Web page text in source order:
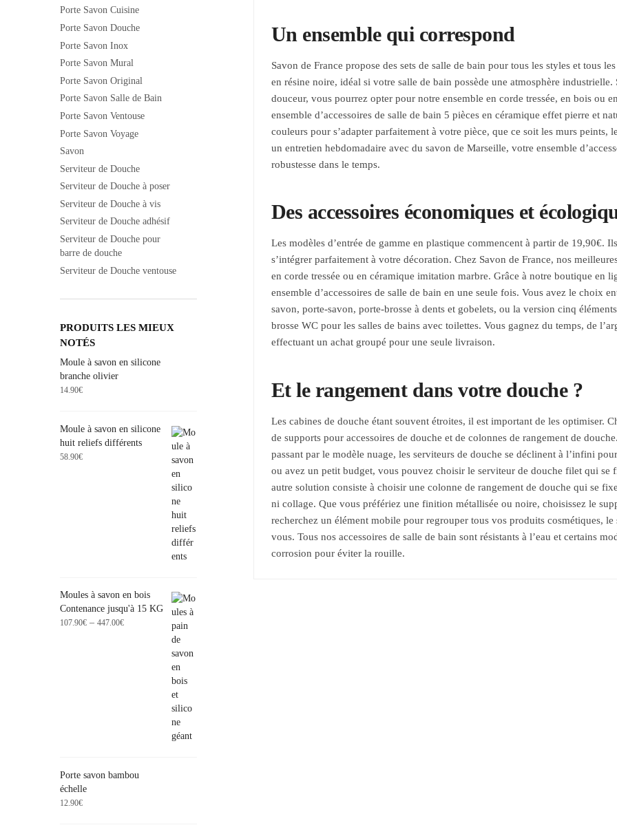
Un ensemble qui correspond
Savon de France propose des sets de salle de bain pour tous les styles et tous
en résine noire, idéal si votre salle de bain possède une atmosphère
douceur, vous pourrez opter pour notre ensemble en corde tressée, en bois ou
ensemble d’accessoires de salle de bain 5 pièces en céramique effet pierre et
couleurs pour s’adapter parfaitement à votre pièce, que ce soit les murs peints,
un entretien hebdomadaire avec du savon de Marseille, votre ensemble
robustesse dans le temps.
Des accessoires économiques et
Les modèles d’entrée de gamme en plastique commencent à partir de 19,90€.
s’intégrer parfaitement à votre décoration. Chez Savon de France, nos
en corde tressée ou en céramique imitation marbre. Grâce à notre boutique en
ensemble d’accessoires de salle de bain en une seule fois. Vous avez le choix
savon, porte-savon, porte-brosse à dents et gobelets, ou la version cinq
brosse WC pour les salles de bains avec toilettes. Vous gagnez du temps, de
effectuant un achat groupé pour une seule livraison.
Et le rangement dans votre douche ?
Les cabines de douche étant souvent étroites, il est important de les optimiser.
de supports pour accessoires de douche et de colonnes de rangement de
passant par le modèle nuage, les serviteurs de douche se déclinent à l’infini
ou avez un petit budget, vous pouvez choisir le serviteur de douche filet qui se
autre solution consiste à choisir une colonne de rangement de douche qui se
ni collage. Que vous préfériez une finition métallisée ou noire, choisissez le
recherchez un élément mobile pour regrouper tous vos produits cosmétiques,
vous. Tous nos accessoires de salle de bain sont résistants à l’eau et certains
corrosion pour éviter la rouille.
Porte Savon Cuisine
Porte Savon Douche
Porte Savon Inox
Porte Savon Mural
Porte Savon Original
Porte Savon Salle de Bain
Porte Savon Ventouse
Porte Savon Voyage
Savon
Serviteur de Douche
Serviteur de Douche à poser
Serviteur de Douche à vis
Serviteur de Douche adhésif
Serviteur de Douche pour
barre de douche
Serviteur de Douche ventouse
PRODUITS LES MIEUX
NOTÉS
Moule à savon en silicone
branche olivier
14.90€
Moule à savon en silicone
huit reliefs différents
58.90€
Moules à savon en bois
Contenance jusqu'à 15 KG
107.90€ – 447.00€
Porte savon bambou
échelle
12.90€